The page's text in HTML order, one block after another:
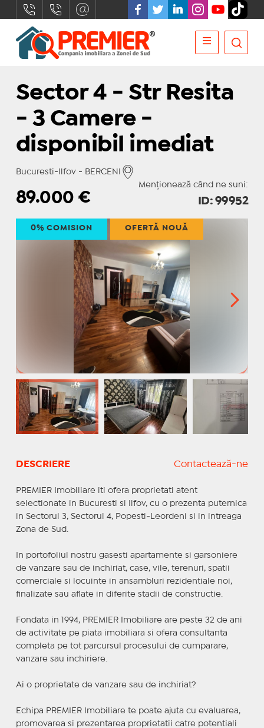
Sector 4 - Str Resita
- 3 Camere -
disponibil imediat
Bucuresti-Ilfov - BERCENI
Menționează când ne suni:
89.000€ ID: 99952
0% COMISION OFERTĂ NOUĂ
DESCRIERE Contactează-ne
PREMIER Imobiliare iti ofera proprietati atent
selectionate in Bucuresti si Ilfov, cu o prezenta puternica
in Sectorul 3, Sectorul 4, Popesti-Leordeni si in intreaga
Zona de Sud.
In portofoliul nostru gasesti apartamente si garsoniere
de vanzare sau de inchiriat, case, vile, terenuri, spatii
comerciale si locuinte in ansambluri rezidentiale noi,
finalizate sau aflate in diferite stadii de constructie.
Fondata in 1994, PREMIER Imobiliare are peste 32 de ani
de activitate pe piata imobiliara si ofera consultanta
completa pe tot parcursul procesului de cumparare,
vanzare sau inchiriere.
Ai o proprietate de vanzare sau de inchiriat?
Echipa PREMIER Imobiliare te poate ajuta cu evaluarea,
promovarea si prezentarea proprietatii catre potentiali